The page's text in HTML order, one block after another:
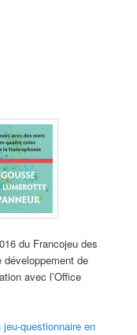
du Francojeu des
développement de
avec l’Office
jeu-questionnaire en